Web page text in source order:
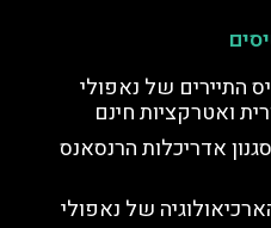
התיירים של נאפולי
ואטרקציות חינם
אדריכלות הרנסאנס
של נאפולי